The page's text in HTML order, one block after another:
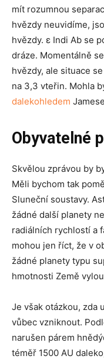
mít rozumnou
hvězdy neuvidíme,
hvězdy. ε Indi Ab se
dráze. Momentálně
hvězdy, ale situace
na 3,3 vteřin. Mohla
dalekohledem
Obyvatelné
Skvělou zprávou by
Měli bychom tak
Sluneční soustavy.
žádné další planety
radiálních rychlostí a
mohou jen říct, že v
žádné planety typu
hmotnosti Země
Je však otázkou, zda
vůbec vzniknout.
narušen párem
téměř 1500 AU